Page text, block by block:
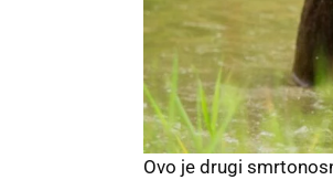
Ovo je drugi